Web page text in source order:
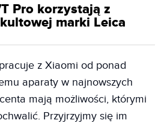
Pro korzystają z
marki Leica
z Xiaomi od ponad
aparaty w najnowszych
mają możliwości, którymi
Przyjrzyjmy się im